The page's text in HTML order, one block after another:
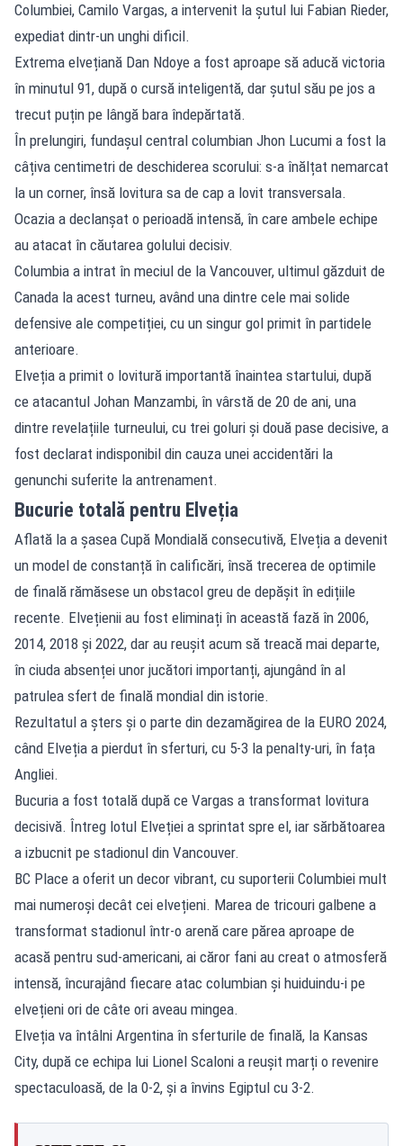
Columbiei, Camilo Vargas, a intervenit la șutul lui Fabian Rieder,
expediat dintr-un unghi dificil.
Extrema elvețiană Dan Ndoye a fost aproape să aducă victoria
în minutul 91, după o cursă inteligentă, dar șutul său pe jos a
trecut puțin pe lângă bara îndepărtată.
În prelungiri, fundașul central columbian Jhon Lucumi a fost la
câțiva centimetri de deschiderea scorului: s-a înălțat nemarcat
la un corner, însă lovitura sa de cap a lovit transversala.
Ocazia a declanșat o perioadă intensă, în care ambele echipe
au atacat în căutarea golului decisiv.
Columbia a intrat în meciul de la Vancouver, ultimul găzduit de
Canada la acest turneu, având una dintre cele mai solide
defensive ale competiției, cu un singur gol primit în partidele
anterioare.
Elveția a primit o lovitură importantă înaintea startului, după
ce atacantul Johan Manzambi, în vârstă de 20 de ani, una
dintre revelațiile turneului, cu trei goluri și două pase decisive, a
fost declarat indisponibil din cauza unei accidentări la
genunchi suferite la antrenament.
Bucurie totală pentru Elveția
Aflată la a șasea Cupă Mondială consecutivă, Elveția a devenit
un model de constanță în calificări, însă trecerea de optimile
de finală rămăsese un obstacol greu de depășit în edițiile
recente. Elvețienii au fost eliminați în această fază în 2006,
2014, 2018 și 2022, dar au reușit acum să treacă mai departe,
în ciuda absenței unor jucători importanți, ajungând în al
patrulea sfert de finală mondial din istorie.
Rezultatul a șters și o parte din dezamăgirea de la EURO 2024,
când Elveția a pierdut în sferturi, cu 5-3 la penalty-uri, în fața
Angliei.
Bucuria a fost totală după ce Vargas a transformat lovitura
decisivă. Întreg lotul Elveției a sprintat spre el, iar sărbătoarea
a izbucnit pe stadionul din Vancouver.
BC Place a oferit un decor vibrant, cu suporterii Columbiei mult
mai numeroși decât cei elvețieni. Marea de tricouri galbene a
transformat stadionul într-o arenă care părea aproape de
acasă pentru sud-americani, ai căror fani au creat o atmosferă
intensă, încurajând fiecare atac columbian și huiduindu-i pe
elvețieni ori de câte ori aveau mingea.
Elveția va întâlni Argentina în sferturile de finală, la Kansas
City, după ce echipa lui Lionel Scaloni a reușit marți o revenire
spectaculoasă, de la 0-2, și a învins Egiptul cu 3-2.